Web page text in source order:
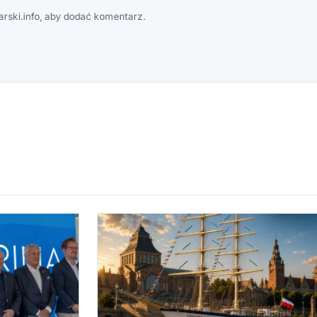
aby dodać komentarz.